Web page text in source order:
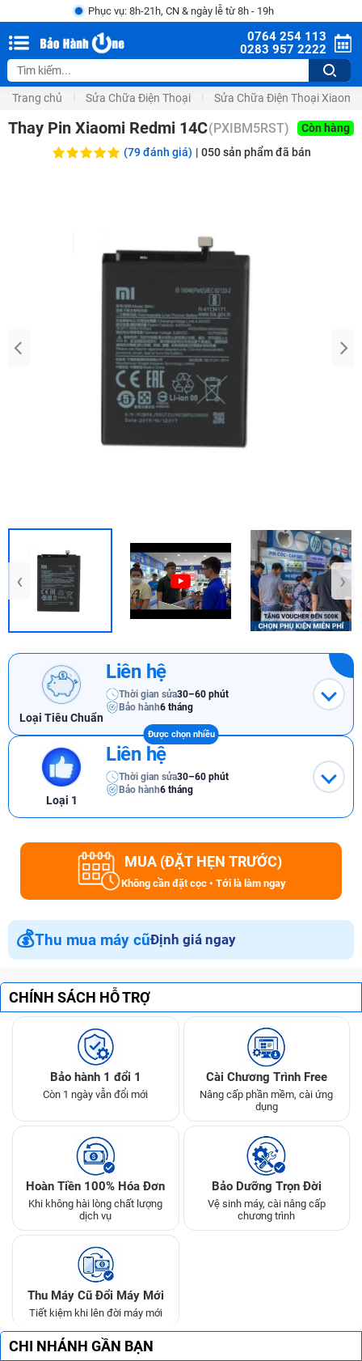
Phục vụ: 8h-21h, CN & ngày lễ từ 8h - 19h
0764 254 113
0283 957 2222
Trang chủ Sửa Chữa Điện Thoại Sửa Chữa Điện Thoại Xiaomi
Thay Pin Xiaomi Redmi 14C(PXIBM5RST)
Còn hàng
(79 đánh giá) | 050sản phẩm đã bán
‹ ›
Loại Tiêu Chuẩn
Liên hệ
Thời gian sửa30–60 phút
Bảo hành6 tháng
Loại 1
Liên hệ
Thời gian sửa30–60 phút
Bảo hành6 tháng
MUA (ĐẶT HẸN TRƯỚC)
Không cần đặt cọc • Tới là làm ngay
💰Thu mua máy cũĐịnh giá ngay
CHÍNH SÁCH HỖ TRỢ
Bảo hành 1 đổi 1
Còn 1 ngày vẫn đổi mới
Cài Chương Trình Free
Nâng cấp phần mềm, cài ứng
dụng
Hoàn Tiền 100% Hóa Đơn
Khi không hài lòng chất lượng
dịch vụ
Bảo Dưỡng Trọn Đời
Vệ sinh máy, cài nâng cấp
chương trình
Thu Máy Cũ Đổi Máy Mới
Tiết kiệm khi lên đời máy mới
CHI NHÁNH GẦN BẠN